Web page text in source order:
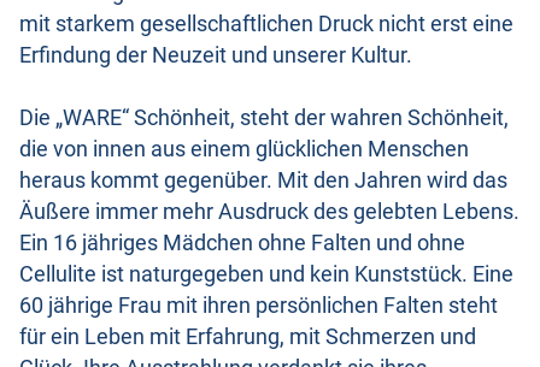
mit starkem gesellschaftlichen Druck nicht erst eine
Erfindung der Neuzeit und unserer Kultur.
Die „WARE“ Schönheit, steht der wahren Schönheit,
die von innen aus einem glücklichen Menschen
heraus kommt gegenüber. Mit den Jahren wird das
Äußere immer mehr Ausdruck des gelebten Lebens.
Ein 16 jähriges Mädchen ohne Falten und ohne
Cellulite ist naturgegeben und kein Kunststück. Eine
60 jährige Frau mit ihren persönlichen Falten steht
für ein Leben mit Erfahrung, mit Schmerzen und